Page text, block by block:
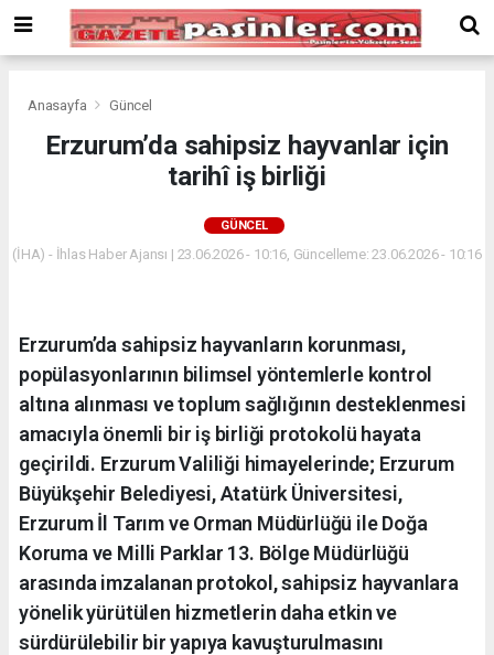
Bonusu
Veren
deneme
siteler
Veren
Anasayfa Güncel
Erzurum’da sahipsiz hayvanlar için
tarihî iş birliği
GÜNCEL
(İHA) - İhlas Haber Ajansı | 23.06.2026 - 10:16, Güncelleme: 23.06.2026 - 10:16
Erzurum’da sahipsiz hayvanların korunması,
popülasyonlarının bilimsel yöntemlerle kontrol
altına alınması ve toplum sağlığının desteklenmesi
amacıyla önemli bir iş birliği protokolü hayata
geçirildi. Erzurum Valiliği himayelerinde; Erzurum
Büyükşehir Belediyesi, Atatürk Üniversitesi,
Erzurum İl Tarım ve Orman Müdürlüğü ile Doğa
Koruma ve Milli Parklar 13. Bölge Müdürlüğü
arasında imzalanan protokol, sahipsiz hayvanlara
yönelik yürütülen hizmetlerin daha etkin ve
sürdürülebilir bir yapıya kavuşturulmasını